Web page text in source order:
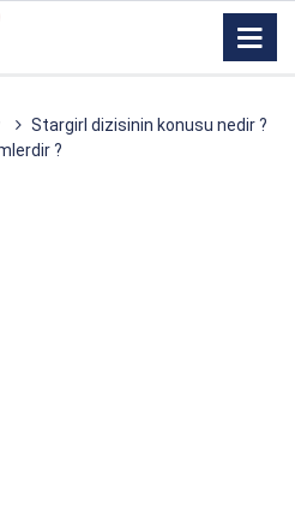
Stargirl dizisinin konusu nedir ?
?